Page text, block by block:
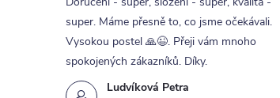
Ludvíková Petra
super. Máme přesně to, co jsme očekávali.
Vysokou postel 🙏😉. Přeji vám mnoho
spokojených zákazníků. Díky.